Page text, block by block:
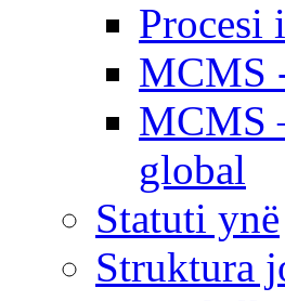
Procesi
MCMS
MCMS
global
Statuti ynë
Struktura